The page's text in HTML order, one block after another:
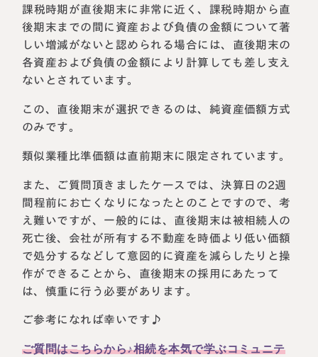
よくある質問
お客様の声
私たちについて
選ばれる理由
法人情報
東京事務所
相続について学ぶ
セミナー
円満相続ちゃんねる
円満相続塾（受講生募集中）
課税時期が直後期末に非常に近く、課税時期から直
後期末までの間に資産および負債の金額について著
しい増減がないと認められる場合には、直後期末の
各資産および負債の金額により計算しても差し支え
ないとされています。
この、直後期末が選択できるのは、純資産価額方式
のみです。
類似業種比準価額は直前期末に限定されています。
また、ご質問頂きましたケースでは、決算日の2週
間程前にお亡くなりになったとのことですので、考
え難いですが、一般的には、直後期末は被相続人の
死亡後、会社が所有する不動産を時価より低い価額
で処分するなどして意図的に資産を減らしたりと操
作ができることから、直後期末の採用にあたって
は、慎重に行う必要があります。
ご参考になれば幸いです♪
ご質問はこちらから♪相続を本気で学ぶコミュニテ